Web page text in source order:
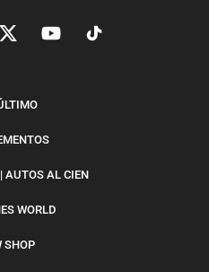
AUTOS AL CIEN
WORLD
SHOP